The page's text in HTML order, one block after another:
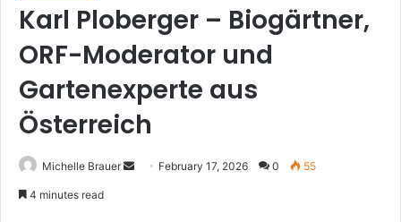
Karl Ploberger – Biogärtner,
ORF-Moderator und
Gartenexperte aus
Österreich
Michelle Brauer
Send February 17, 2026 0 55
4 minutes read